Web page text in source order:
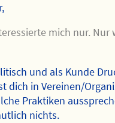
mich nur. Nur
und als Kunde
dich in Vereinen/
Praktiken
nichts.